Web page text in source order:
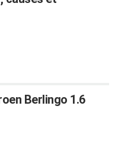
Berlingo 1.6